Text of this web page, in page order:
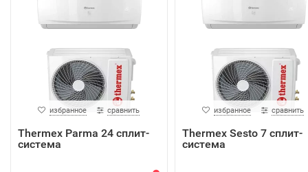
избранное сравнить
Thermex Parma 24 сплит-
система
избранное сравнить
Thermex Sesto 7 сплит-
система